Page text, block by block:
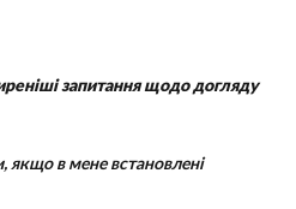
запитання щодо догляду
якщо в мене встановлені